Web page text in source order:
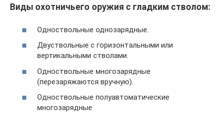
Виды охотничьего оружия с гладким стволом:
Одноствольные однозарядные.
Двуствольные с горизонтальными или
вертикальными стволами.
Одноствольные многозарядные
(перезаряжаются вручную).
Одноствольные полуавтоматические
многозарядные.